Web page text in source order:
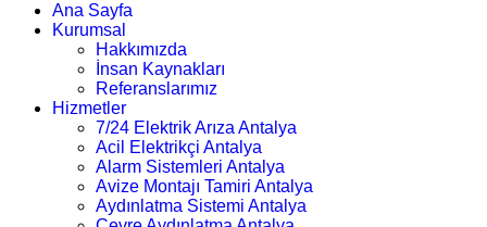
Ana Sayfa
Kurumsal
Hakkımızda
İnsan Kaynakları
Referanslarımız
Hizmetler
7/24 Elektrik Arıza Antalya
Acil Elektrikçi Antalya
Alarm Sistemleri Antalya
Avize Montajı Tamiri Antalya
Aydınlatma Sistemi Antalya